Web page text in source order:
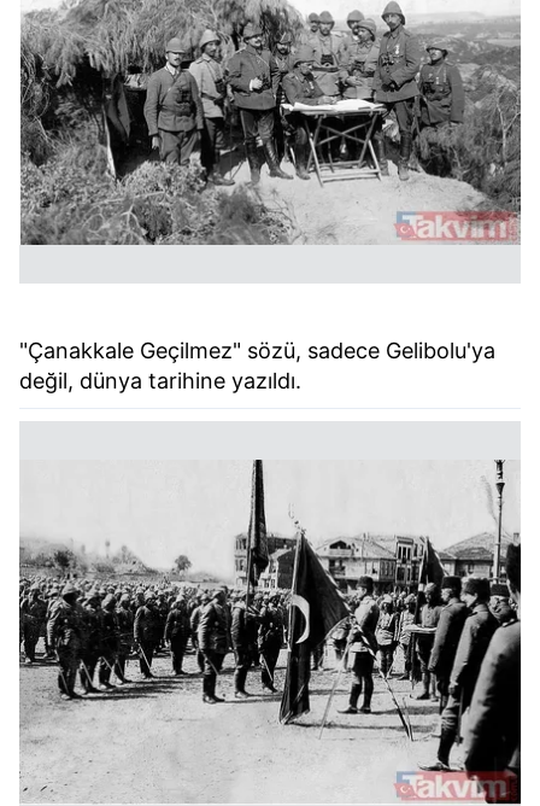
"Çanakkale Geçilmez" sözü, sadece Gelibolu'ya
değil, dünya tarihine yazıldı.